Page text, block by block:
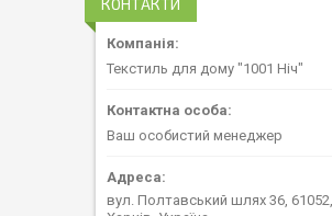
КОНТАКТИ
Текстиль для дому "1001 Ніч"
Ваш особистий менеджер
вул. Полтавський шлях 36, 61052,